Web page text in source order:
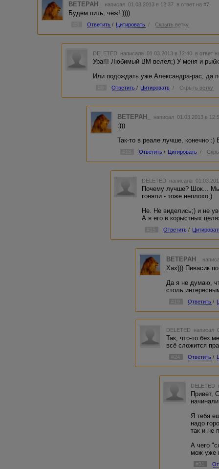
BETEPAH_ написал 01.03.2013 в 12:37 в ответ на #7
Будем пить, чёж! ))))
Ответить / Цитировать / Скрыть ветку
DELETED написала 01.03.2013 в 12:40 в ответ
Ура!!! Любимый ВМ велел;) У меня и
Или подождать уже Александра-рас, да
Ответить / Цитировать / Скрыть ветку
BETEPAH_ написал 01.03.2013 в
:)))
Так-то в реале лучше, конечно
Ответить / Цитировать /
DELETED написала
Почему лучше? Шок... Мы
гоняли - тоже неплохо;)
Не. Не виделись;) и не
А я его в корыстных
Ответить /
BETEPAH_
Хах))) Пивасик
Да я не думаю,
столь
#19 Ответить /
DELETED написал
Так, что-то без
всё сложится
#24 Ответить /
DELETED
Привет,
Я тебя
надо
так и не
А чего
мож уже
#31